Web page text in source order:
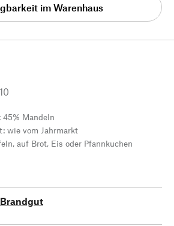
im Warenhaus
Mandeln
wie vom Jahrmarkt
auf Brot, Eis oder Pfannkuchen
Brandgut